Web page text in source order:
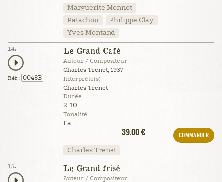
Marguerite Monnot
Patachou
Philippe Clay
Yves Montand
14.
Réf : 0048B
Le Grand Café
Auteur / Compositeur
Charles Trenet, 1937
Interprète(s)
Charles Trenet
Durée
2:10
Tonalité
Fa
39.00 €
COMMANDER
Charles Trenet
15. Le Grand frisé
Auteur / Compositeur